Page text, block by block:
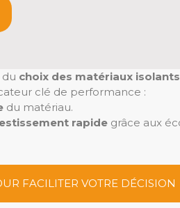
choix des matériaux isolants
clé de performance :
du matériau.
rapide grâce aux
FACILITER VOTRE DÉCISION